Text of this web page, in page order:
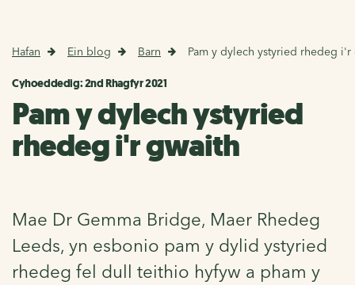
Hafan Ein blog Barn Pam y dylech ystyried rhedeg i'r
Cyhoeddedig: 2nd Rhagfyr 2021
Pam y dylech ystyried
rhedeg i'r gwaith
Mae Dr Gemma Bridge, Maer Rhedeg
Leeds, yn esbonio pam y dylid ystyried
rhedeg fel dull teithio hyfyw a pham y